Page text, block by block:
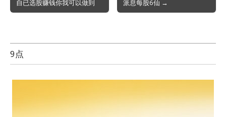
navigation
自已选股赚钱你我可以做到
派息每股6仙 →
9点